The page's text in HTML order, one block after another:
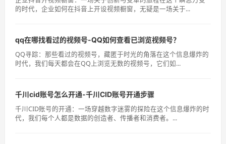
的时代，企业如何在抖音上开设视频橱窗，无疑是一场关于...
qq在哪找看过的视频号-QQ如何查看已浏览视频号？
QQ寻踪：那些看过的视频号，藏匿于时光的角落在这个信息爆炸的
时代，我们每天都会在QQ上浏览无数的视频号，它们如...
千川cid账号怎么开通-千川CID账号开通步骤
千川CID账号的开通：一场穿越数字迷雾的探险在这个信息爆炸的时
代，我们每个人都是数据的创造者、传播者和消费者。...